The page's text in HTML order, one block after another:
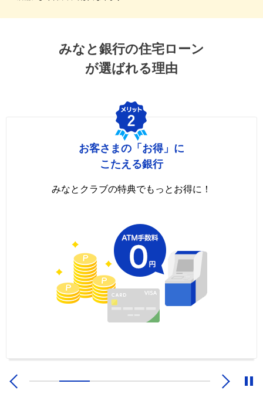
みなと銀行の住宅ローン
が選ばれる理由
お客さまの「お得」に
こたえる銀行
みなとクラブの特典でもっとお得に！